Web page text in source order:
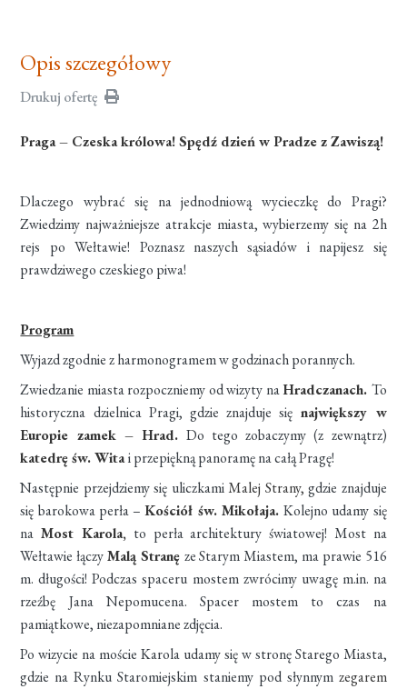
Opis szczegółowy
Drukuj ofertę
Praga – Czeska królowa! Spędź dzień w Pradze z Zawiszą!
Dlaczego wybrać się na jednodniową wycieczkę do Pragi?
Zwiedzimy najważniejsze atrakcje miasta, wybierzemy się na 2h
rejs po Wełtawie! Poznasz naszych sąsiadów i napijesz się
prawdziwego czeskiego piwa!
Program
Wyjazd zgodnie z harmonogramem w godzinach porannych.
Zwiedzanie miasta rozpoczniemy od wizyty naHradczanach. To
historyczna dzielnica Pragi, gdzie znajduje się największy w
Europie zamek – Hrad. Do tego zobaczymy (z zewnątrz)
katedrę św. Witai przepiękną panoramę na całą Pragę!
Następnie przejdziemy się uliczkamiMalej Strany, gdzie znajduje
się barokowa perła –Kościół św. Mikołaja.Kolejno udamy się
naMost Karola, to perła architektury światowej! Most na
Wełtawie łączyMalą Stranę ze Starym Miastem, ma prawie 516
m. długości! Podczas spaceru mostem zwrócimy uwagę m.in. na
rzeźbę Jana Nepomucena. Spacer mostem to czas na
pamiątkowe, niezapomniane zdjęcia.
Po wizycie na moście Karola udamy się w stronę Starego Miasta,
gdzie na Rynku Staromiejskim staniemy pod słynnym zegarem